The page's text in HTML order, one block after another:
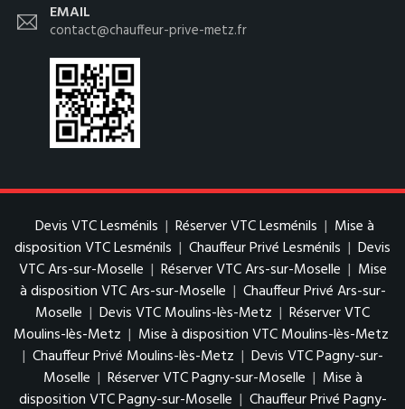
EMAIL
contact@chauffeur-prive-metz.fr
Devis VTC Lesménils | Réserver VTC Lesménils | Mise à
disposition VTC Lesménils | Chauffeur Privé Lesménils | Devis
VTC Ars-sur-Moselle | Réserver VTC Ars-sur-Moselle | Mise
à disposition VTC Ars-sur-Moselle | Chauffeur Privé Ars-sur-
Moselle | Devis VTC Moulins-lès-Metz | Réserver VTC
Moulins-lès-Metz | Mise à disposition VTC Moulins-lès-Metz
| Chauffeur Privé Moulins-lès-Metz | Devis VTC Pagny-sur-
Moselle | Réserver VTC Pagny-sur-Moselle | Mise à
disposition VTC Pagny-sur-Moselle | Chauffeur Privé Pagny-